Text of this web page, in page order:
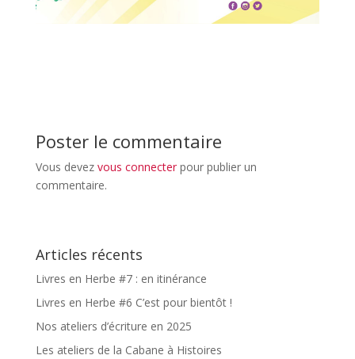
Poster le commentaire
Vous devez vous connecterpour publier un
commentaire.
Articles récents
Livres en Herbe #7 : en itinérance
Livres en Herbe #6 C’est pour bientôt !
Nos ateliers d’écriture en 2025
Les ateliers de la Cabane à Histoires